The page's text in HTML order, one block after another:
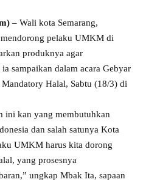
– Wali kota Semarang,
pelaku UMKM di
produknya agar
sampaikan dalam acara Gebyar
Halal, Sabtu (18/3) di
ini kan yang membutuhkan
dan salah satunya Kota
UMKM harus kita dorong
yang prosesnya
ungkap Mbak Ita, sapaan